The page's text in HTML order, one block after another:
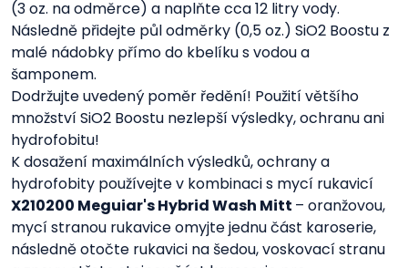
(3 oz. na odměrce) a naplňte cca 12 litry vody.
Následně přidejte půl odměrky (0,5 oz.) SiO2 Boostu z
malé nádobky přímo do kbelíku s vodou a
šamponem.
Dodržujte uvedený poměr ředění! Použití většího
množství SiO2 Boostu nezlepší výsledky, ochranu ani
hydrofobitu!
K dosažení maximálních výsledků, ochrany a
hydrofobity používejte v kombinaci s mycí rukavicí
X210200 Meguiar's Hybrid Wash Mitt – oranžovou,
mycí stranou rukavice omyjte jednu část karoserie,
následně otočte rukavici na šedou, voskovací stranu